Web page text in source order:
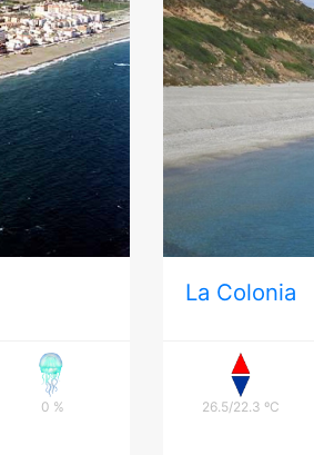
0 %
La Colonia
26.5/22.3 ºC